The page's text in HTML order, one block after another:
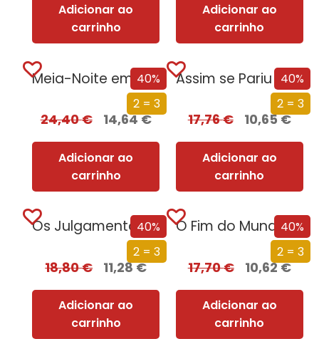
Adicionar ao
carrinho
Adicionar ao
carrinho
40%
2 = 3
Meia-Noite em Chernobyl
24,40€ 14,64€
Adicionar ao
carrinho
40%
2 = 3
Assim se Pariu o Brasil
17,76€ 10,65€
Adicionar ao
carrinho
40%
2 = 3
Os Julgamentos de Nuremberga
18,80€ 11,28€
Adicionar ao
carrinho
40%
2 = 3
O Fim do Mundo em Cuecas
17,70€ 10,62€
Adicionar ao
carrinho